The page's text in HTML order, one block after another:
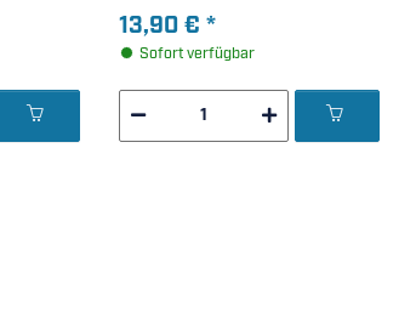
13,90 €*
Sofort verfügbar